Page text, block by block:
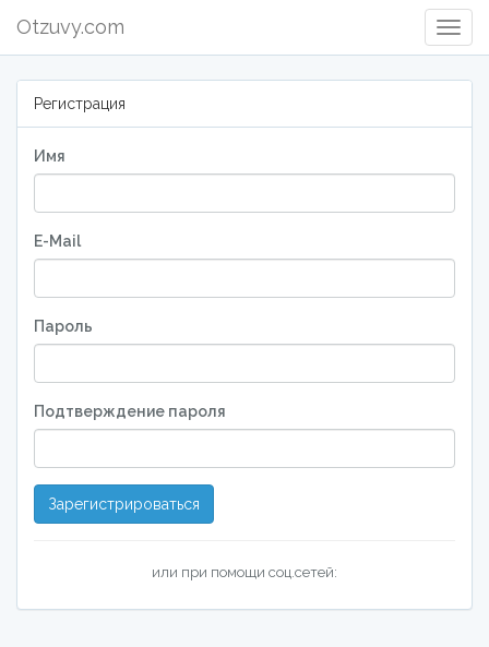
Otzuvy.com
Регистрация
Имя
E-Mail
Пароль
Подтверждение пароля
Зарегистрироваться
или при помощи соц.сетей: